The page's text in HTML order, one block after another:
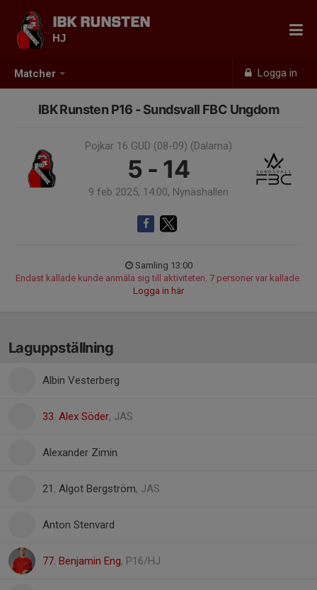
Matcher Logga in
IBK RUNSTEN
HJ
IBK Runsten P16 - Sundsvall FBC Ungdom
Pojkar 16 GUD (08-09) (Dalarna)
5 - 14
9 feb 2025, 14:00, Nynäshallen
Samling 13:00
Endast kallade kunde anmäla sig till aktiviteten. 7 personer var kallade.
Logga in här
Laguppställning
Albin Vesterberg
33. Alex Söder, JAS
Alexander Zimin
21. Algot Bergström, JAS
Anton Stenvard
77. Benjamin Eng, P16/HJ